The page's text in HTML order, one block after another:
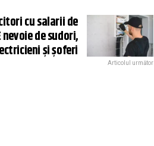
cu salarii de
de sudori,
și șoferi
Articolul următor